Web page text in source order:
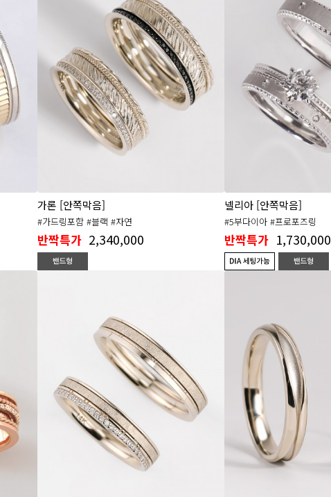
가론 [안쪽막음]
#가드링포함 #블랙 #자연
반짝특가 2,340,000
넬리아 [안쪽막음]
#5부다이아 #프로포즈링
반짝특가 1,730,000